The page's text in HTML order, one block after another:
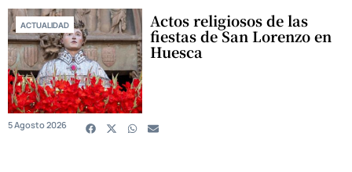
ACTUALIDAD Actos religiosos de las
fiestas de San Lorenzo en
Huesca
5 Agosto 2026